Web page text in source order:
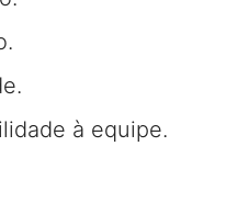
à equipe.